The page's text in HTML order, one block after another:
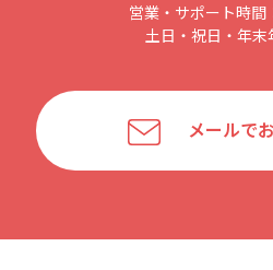
営業・サポート時間
土日・祝日・年末
メールで